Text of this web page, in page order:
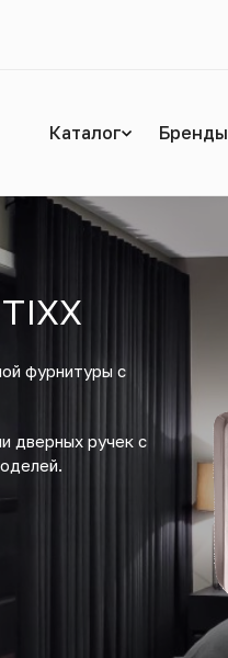
Каталог Бренды
фурнитуры с
дверных ручек с